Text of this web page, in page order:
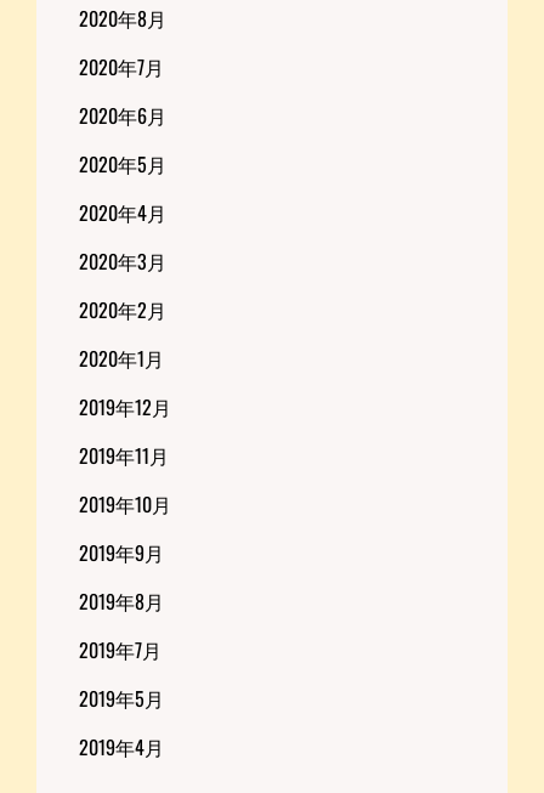
2020年8月
2020年7月
2020年6月
2020年5月
2020年4月
2020年3月
2020年2月
2020年1月
2019年12月
2019年11月
2019年10月
2019年9月
2019年8月
2019年7月
2019年5月
2019年4月